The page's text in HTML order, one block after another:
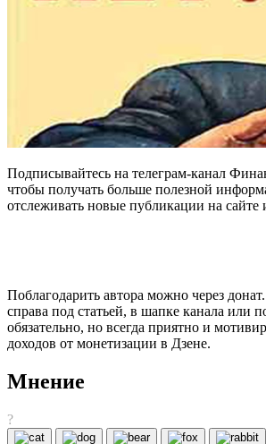
Подписывайтесь на телеграм-канал
чтобы получать больше полезной
отслеживать новые публикации на сайте
Поблагодарить автора можно через
справа под статьей, в шапке канала или
обязательно, но всегда приятно и
доходов от монетизации в Дзене.
Мнение
?